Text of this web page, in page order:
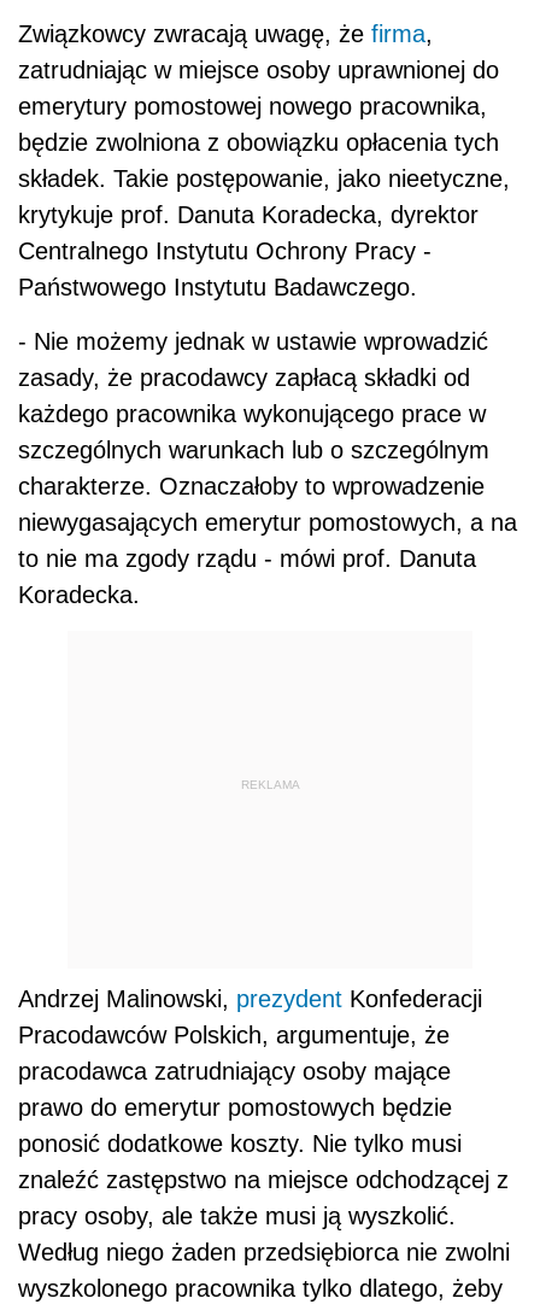
Związkowcy zwracają uwagę, że firma,
zatrudniając w miejsce osoby uprawnionej do
emerytury pomostowej nowego pracownika,
będzie zwolniona z obowiązku opłacenia tych
składek. Takie postępowanie, jako nieetyczne,
krytykuje prof. Danuta Koradecka, dyrektor
Centralnego Instytutu Ochrony Pracy -
Państwowego Instytutu Badawczego.
- Nie możemy jednak w ustawie wprowadzić
zasady, że pracodawcy zapłacą składki od
każdego pracownika wykonującego prace w
szczególnych warunkach lub o szczególnym
charakterze. Oznaczałoby to wprowadzenie
niewygasających emerytur pomostowych, a na
to nie ma zgody rządu - mówi prof. Danuta
Koradecka.
REKLAMA
Andrzej Malinowski, prezydent Konfederacji
Pracodawców Polskich, argumentuje, że
pracodawca zatrudniający osoby mające
prawo do emerytur pomostowych będzie
ponosić dodatkowe koszty. Nie tylko musi
znaleźć zastępstwo na miejsce odchodzącej z
pracy osoby, ale także musi ją wyszkolić.
Według niego żaden przedsiębiorca nie zwolni
wyszkolonego pracownika tylko dlatego, żeby